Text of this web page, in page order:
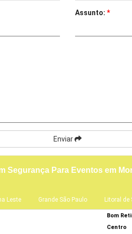
Assunto: *
Enviar
Segurança Para Eventos em
Leste Grande São Paulo Litoral de
Bom
Centro